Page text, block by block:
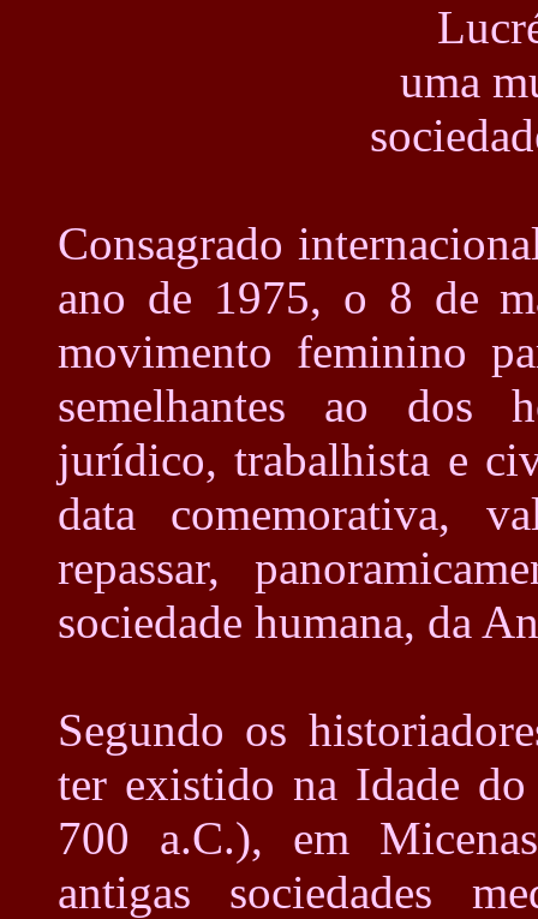
uma
Consagrado
ano de 1975, o 8 de
movimento feminino
semelhantes ao dos
jurídico, trabalhista e
data comemorativa,
repassar,
sociedade humana, da
Segundo os
ter existido na Idade
700 a.C.), em
antigas sociedades